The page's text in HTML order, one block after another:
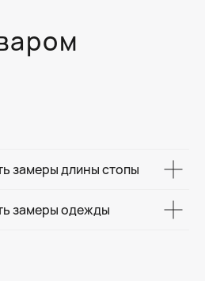
замеры длины стопы
замеры одежды